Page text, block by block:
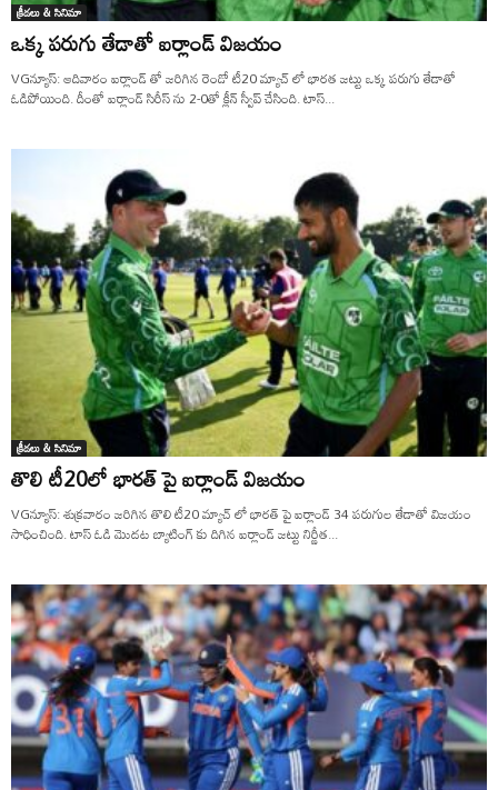
క్రీడలు & సినిమా
ఒక్క పరుగు తేడాతో ఐర్లాండ్ విజయం
VGన్యూస్: ఆదివారం ఐర్లాండ్ తో జరిగిన రెండో టీ20 మ్యాచ్ లో భారత జట్టు ఒక్క పరుగు తేడాతో
ఓడిపోయింది. దీంతో ఐర్లాండ్ సిరీస్ ను 2-0తో క్లీన్ స్వీప్ చేసింది. టాస్...
క్రీడలు & సినిమా
తొలి టీ20లో భారత్ పై ఐర్లాండ్ విజయం
VGన్యూస్: శుక్రవారం జరిగిన తొలి టీ20 మ్యాచ్ లో భారత్ పై ఐర్లాండ్ 34 పరుగుల తేడాతో విజయం
సాధించింది. టాస్ ఓడి మెుదట బ్యాటింగ్ కు దిగిన ఐర్లాండ్ జట్టు నిర్ణీత...